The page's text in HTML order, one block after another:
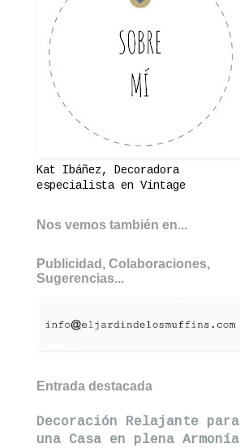
Kat Ibáñez, Decoradora
especialista en Vintage
Nos vemos también en...
Publicidad, Colaboraciones,
Sugerencias...
Entrada destacada
Decoración Relajante para
una Casa en plena Armonía